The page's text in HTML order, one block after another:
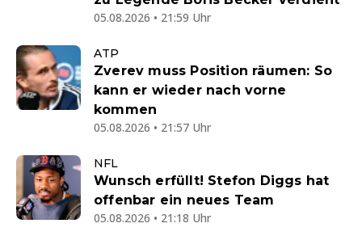
05.08.2026 • 21:59 Uhr
ATP
Zverev muss Position räumen: So
kann er wieder nach vorne
kommen
05.08.2026 • 21:57 Uhr
NFL
Wunsch erfüllt! Stefon Diggs hat
offenbar ein neues Team
05.08.2026 • 21:18 Uhr